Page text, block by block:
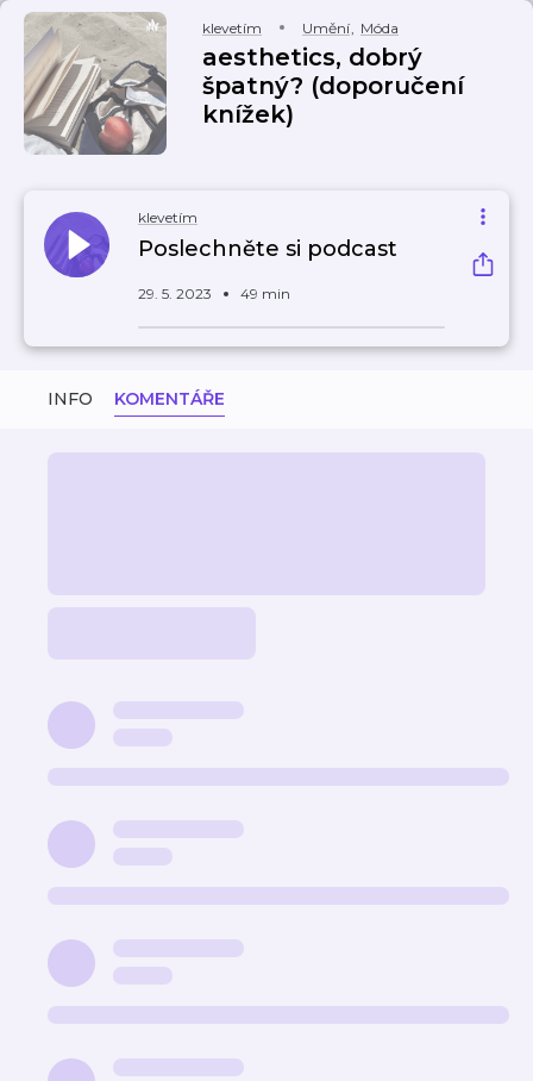
klevetím Umění, Móda
aesthetics, dobrý
špatný? (doporučení
knížek)
klevetím
Poslechněte si podcast
29. 5. 2023 49 min
INFO KOMENTÁŘE